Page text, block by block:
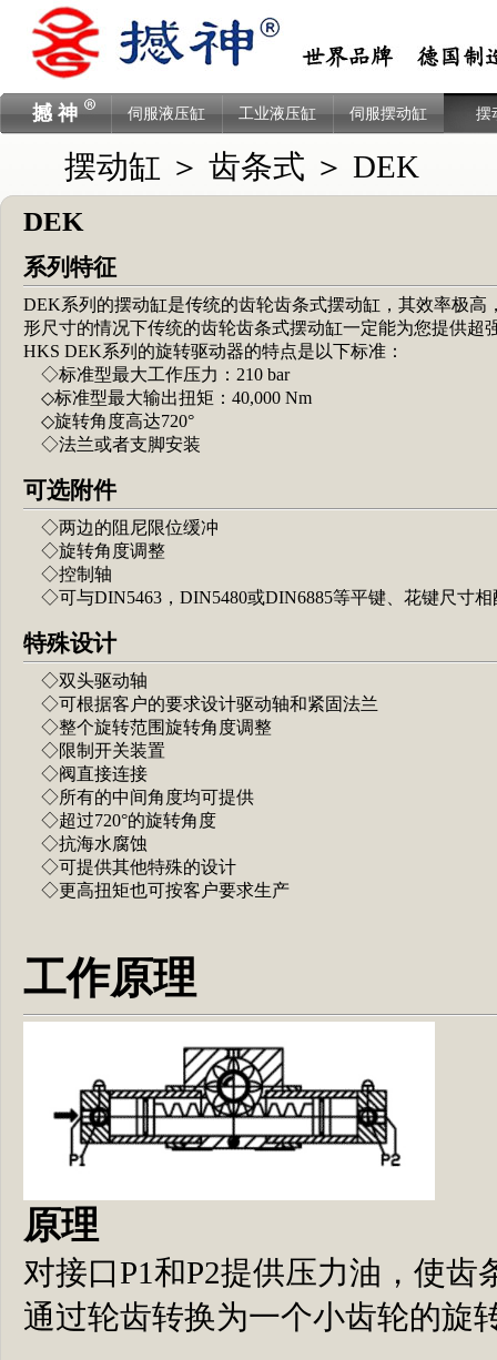
撼 神 伺服液压缸 工业液压缸 伺服摆动缸 摆
摆动缸 ＞ 齿条式 ＞ DEK
DEK
系列特征
DEK系列的摆动缸是传统的齿轮齿条式摆动缸，其效率极高
形尺寸的情况下传统的齿轮齿条式摆动缸一定能为您提供超
HKS DEK系列的旋转驱动器的特点是以下标准：
◇标准型最大工作压力：210 bar
◇标准型最大输出扭矩：40,000 Nm
◇旋转角度高达720°
◇法兰或者支脚安装
可选附件
◇两边的阻尼限位缓冲
◇旋转角度调整
◇控制轴
◇可与DIN5463，DIN5480或DIN6885等平键、花键尺寸相
特殊设计
◇双头驱动轴
◇可根据客户的要求设计驱动轴和紧固法兰
◇整个旋转范围旋转角度调整
◇限制开关装置
◇阀直接连接
◇所有的中间角度均可提供
◇超过720°的旋转角度
◇抗海水腐蚀
◇可提供其他特殊的设计
◇更高扭矩也可按客户要求生产
工作原理
原理
对接口P1和P2提供压力油，使
通过轮齿转换为一个小齿轮的旋